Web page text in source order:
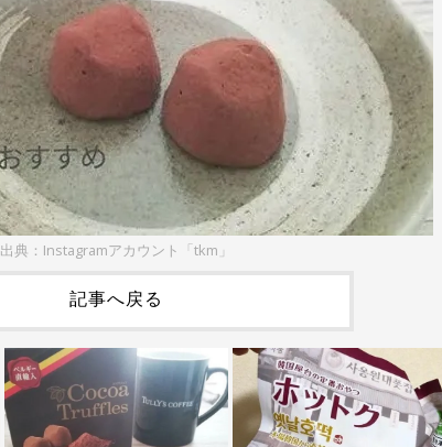
出典：Instagramアカウント「tkm」
記事へ戻る